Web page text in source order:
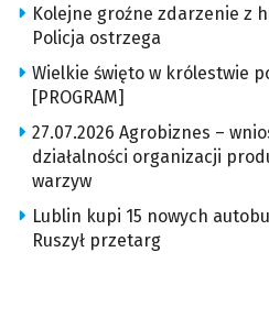
Kolejne groźne zdarzenie z
Policja ostrzega
Wielkie święto w królestwie
[PROGRAM]
27.07.2026 Agrobiznes –
działalności organizacji
warzyw
Lublin kupi 15 nowych
Ruszył przetarg